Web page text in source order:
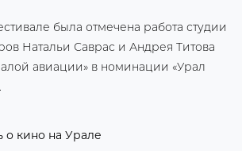
была отмечена работа студии
Натальи Саврас и Андрея Титова
авиации» в номинации «Урал
о кино на Урале